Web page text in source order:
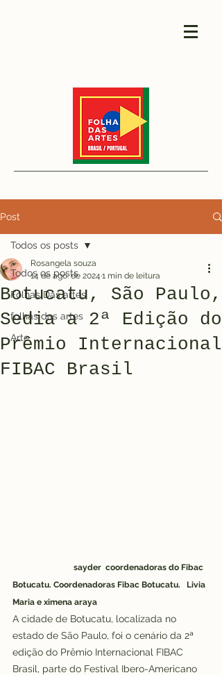
Post
Todos os posts
Folhas Das artes
folhas das artes
Arte
Todos os posts
Botucatu, São Paulo,
Sedia a 2ª Edição do
Prêmio Internacional
FIBAC Brasil
Rosangela souza
14 de ago. de 2024 1 min de leitura
sayder  coordenadoras do Fibac
Botucatu. Coordenadoras Fibac Botucatu.   Livia
Maria e ximena araya
A cidade de Botucatu, localizada no
estado de São Paulo, foi o cenário da 2ª
edição do Prêmio Internacional FIBAC
Brasil, parte do Festival Ibero-Americano